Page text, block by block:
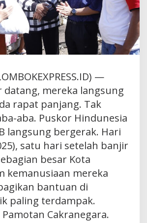
—
datang, mereka langsung
rapat panjang. Tak
aba. Puskor Hindunesia
langsung bergerak. Hari
satu hari setelah banjir
besar Kota
kemanusiaan mereka
bantuan di
paling terdampak.
Cakranegara.